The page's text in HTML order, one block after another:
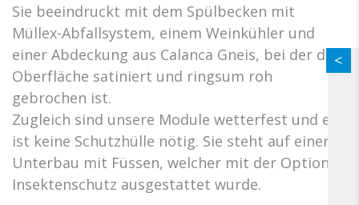
Sie beeindruckt mit dem Spülbecken mit
Müllex-Abfallsystem, einem Weinkühler und
einer Abdeckung aus Calanca Gneis, bei der die
Oberfläche satiniert und ringsum roh
gebrochen ist.
Zugleich sind unsere Module wetterfest und es
ist keine Schutzhülle nötig. Sie steht auf einem
Unterbau mit Füssen, welcher mit der Option
Insektenschutz ausgestattet wurde.